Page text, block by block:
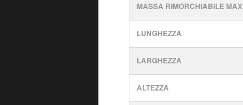
MASSA RIMORCHIABILE MAX
LUNGHEZZA
LARGHEZZA
ALTEZZA